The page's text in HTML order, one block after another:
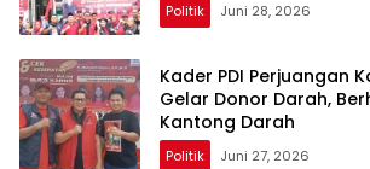
Politik Juni 28, 2026
Kader PDI Perjuangan
Gelar Donor Darah,
Kantong Darah
Politik Juni 27, 2026